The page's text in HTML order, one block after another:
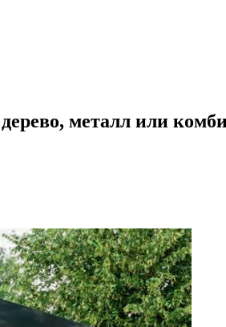
металл или